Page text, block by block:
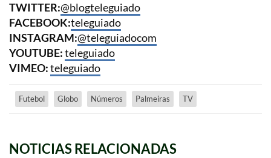
TWITTER:@blogteleguiado
FACEBOOK:teleguiado
INSTAGRAM:@teleguiadocom
YOUTUBE:teleguiado
VIMEO:teleguiado
Futebol Globo Números Palmeiras TV
NOTICIAS RELACIONADAS